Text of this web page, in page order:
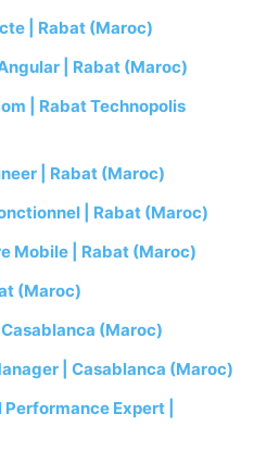
| Rabat (Maroc)
| Rabat (Maroc)
| Rabat Technopolis
| Rabat (Maroc)
| Rabat (Maroc)
Mobile | Rabat (Maroc)
(Maroc)
(Maroc)
| Casablanca (Maroc)
Expert |